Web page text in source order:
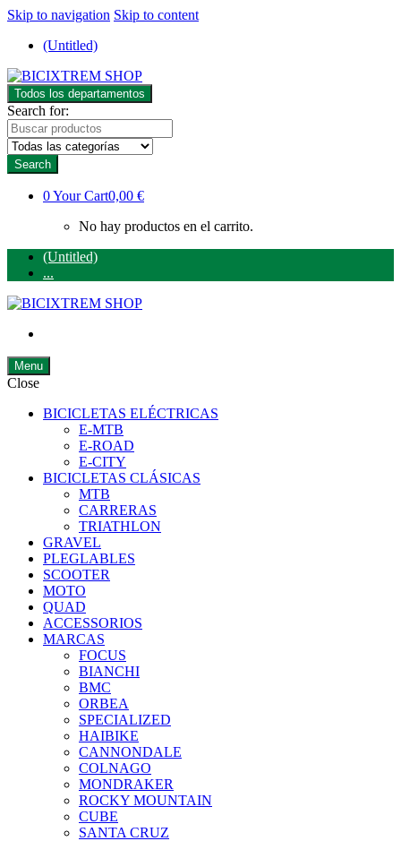
Skip to navigation Skip to content
(Untitled)
Todos los departamentos
Search for:
Search
0Your Cart0,00 €
No hay productos en el carrito.
(Untitled)
...
Menu
Close
BICICLETAS ELÉCTRICAS
E-MTB
E-ROAD
E-CITY
BICICLETAS CLÁSICAS
MTB
CARRERAS
TRIATHLON
GRAVEL
PLEGLABLES
SCOOTER
MOTO
QUAD
ACCESSORIOS
MARCAS
FOCUS
BIANCHI
BMC
ORBEA
SPECIALIZED
HAIBIKE
CANNONDALE
COLNAGO
MONDRAKER
ROCKY MOUNTAIN
CUBE
SANTA CRUZ